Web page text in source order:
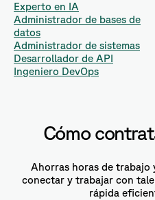
Experto en IA
Administrador de bases de
datos
Administrador de sistemas
Desarrollador de API
Ingeniero DevOps
Cómo
Ahorras horas de trabajo
conectar y trabajar con
rápida